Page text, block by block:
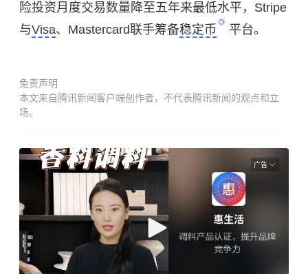
险投资月度交易数量降至五年来最低水平，Stripe
与Visa、Mastercard联手筹备稳定币 平台。
免责声明
本文来自腾讯新闻客户端创作者，不代表腾讯新闻的观点和立
场。
广告